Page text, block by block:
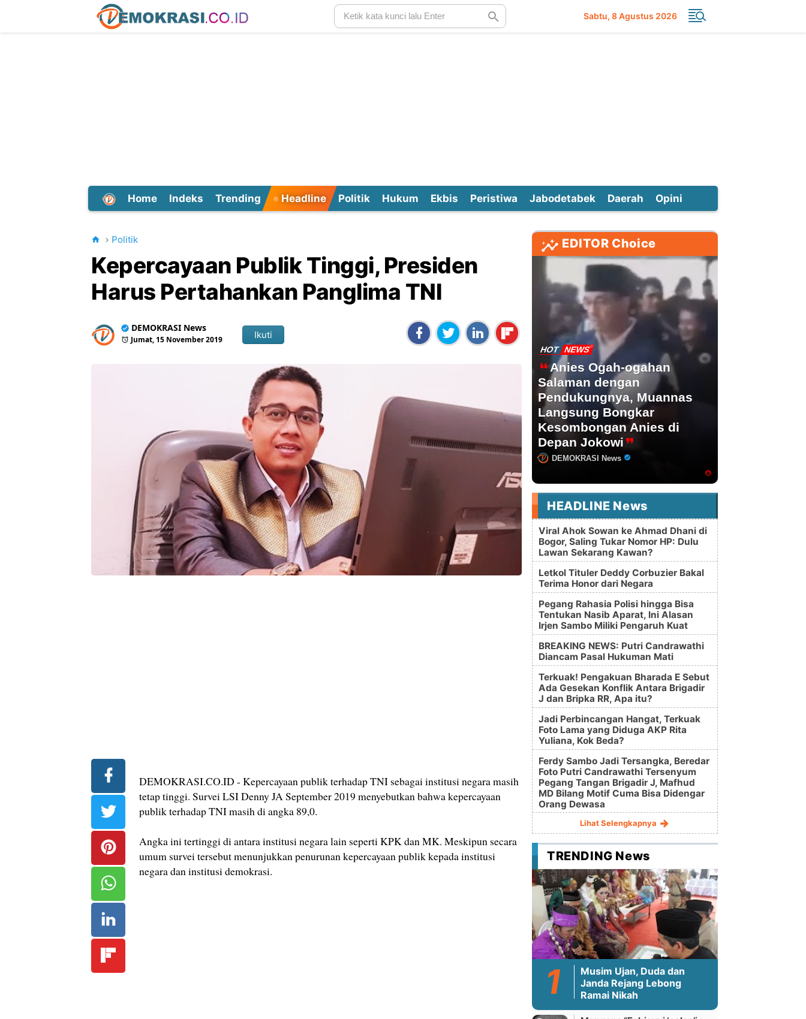
Sabtu 8 Agustus 2026
Home Indeks Trending Headline Politik Hukum Ekbis Peristiwa Jabodetabek Daerah Opini
Politik
Kepercayaan Publik Tinggi, Presiden
Harus Pertahankan Panglima TNI
DEMOKRASI News
Jumat, 15 November 2019 Ikuti
DEMOKRASI.CO.ID - Kepercayaan publik terhadap TNI sebagai institusi negara masih
tetap tinggi. Survei LSI Denny JA September 2019 menyebutkan bahwa kepercayaan
publik terhadap TNI masih di angka 89,0.
Angka ini tertinggi di antara institusi negara lain seperti KPK dan MK. Meskipun secara
umum survei tersebut menunjukkan penurunan kepercayaan publik kepada institusi
negara dan institusi demokrasi.
EDITOR Choice
HOT NEWS
Anies Ogah-ogahan
Salaman dengan
Pendukungnya, Muannas
Langsung Bongkar
Kesombongan Anies di
Depan Jokowi
DEMOKRASI News
HEADLINE News
Viral Ahok Sowan ke Ahmad Dhani di
Bogor, Saling Tukar Nomor HP: Dulu
Lawan Sekarang Kawan?
Letkol Tituler Deddy Corbuzier Bakal
Terima Honor dari Negara
Pegang Rahasia Polisi hingga Bisa
Tentukan Nasib Aparat, Ini Alasan
Irjen Sambo Miliki Pengaruh Kuat
BREAKING NEWS: Putri Candrawathi
Diancam Pasal Hukuman Mati
Terkuak! Pengakuan Bharada E Sebut
Ada Gesekan Konflik Antara Brigadir
J dan Bripka RR, Apa itu?
Jadi Perbincangan Hangat, Terkuak
Foto Lama yang Diduga AKP Rita
Yuliana, Kok Beda?
Ferdy Sambo Jadi Tersangka, Beredar
Foto Putri Candrawathi Tersenyum
Pegang Tangan Brigadir J, Mafhud
MD Bilang Motif Cuma Bisa Didengar
Orang Dewasa
Lihat Selengkapnya
TRENDING News
Musim Ujan, Duda dan
Janda Rejang Lebong
Ramai Nikah